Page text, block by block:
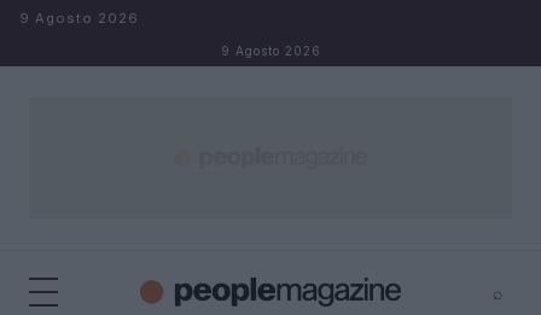
Salta al contenuto
9 Agosto 2026
9 Agosto 2026
⌕